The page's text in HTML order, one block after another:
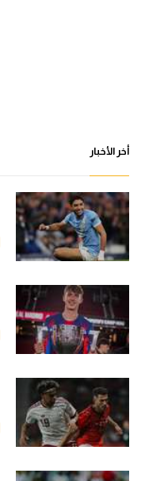
أخر الأخبار